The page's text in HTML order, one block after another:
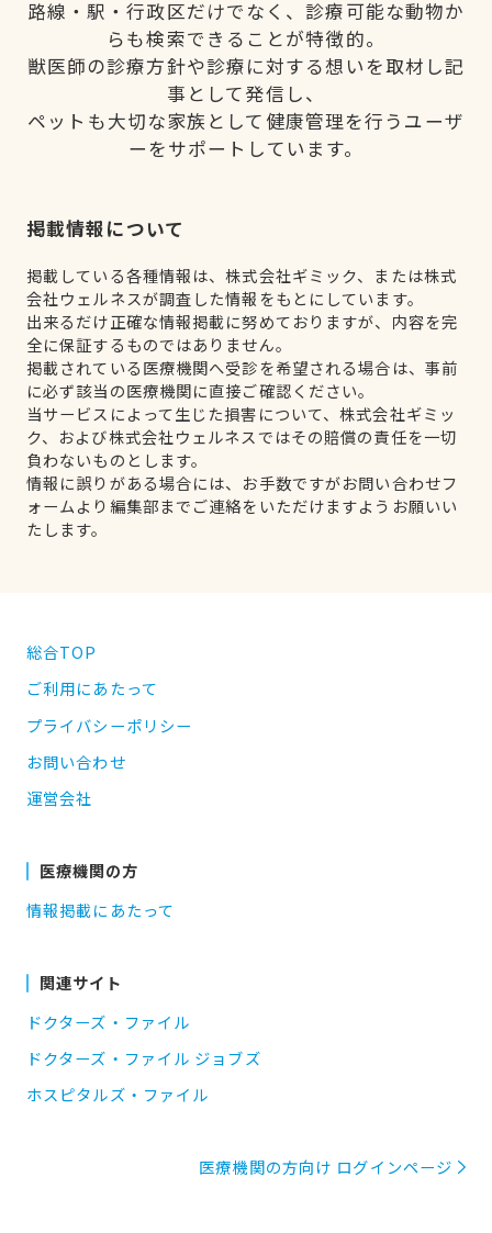
路線・駅・行政区だけでなく、診療可能な動物か
らも検索できることが特徴的。
獣医師の診療方針や診療に対する想いを取材し記
事として発信し、
ペットも大切な家族として健康管理を行うユーザ
ーをサポートしています。
掲載情報について
掲載している各種情報は、株式会社ギミック、または株式
会社ウェルネスが調査した情報をもとにしています。
出来るだけ正確な情報掲載に努めておりますが、内容を完
全に保証するものではありません。
掲載されている医療機関へ受診を希望される場合は、事前
に必ず該当の医療機関に直接ご確認ください。
当サービスによって生じた損害について、株式会社ギミッ
ク、および株式会社ウェルネスではその賠償の責任を一切
負わないものとします。
情報に誤りがある場合には、お手数ですがお問い合わせフ
ォームより編集部までご連絡をいただけますようお願いい
たします。
総合TOP
ご利用にあたって
プライバシーポリシー
お問い合わせ
運営会社
医療機関の方
情報掲載にあたって
関連サイト
ドクターズ・ファイル
ドクターズ・ファイル ジョブズ
ホスピタルズ・ファイル
医療機関の方向け ログインページ